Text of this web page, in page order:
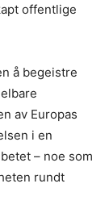
offentlige
å begeistre
av Europas
i en
– noe som
rundt